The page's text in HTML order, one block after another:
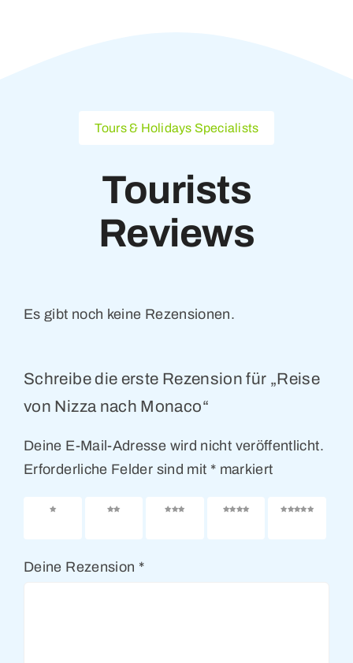
Tours & Holidays Specialists
Tourists
Reviews
Es gibt noch keine Rezensionen.
Schreibe die erste Rezension für „Reise
von Nizza nach Monaco“
Deine E-Mail-Adresse wird nicht veröffentlicht.
Erforderliche Felder sind mit * markiert
1 von
2 von
3 von
4 von
5 von
Deine Rezension *